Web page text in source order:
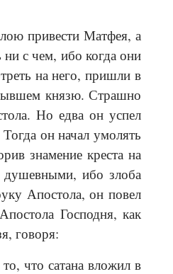
привести Матфея, а
с чем, ибо когда они
на него, пришли в
князю. Страшно
Но едва он успел
он начал умолять
знамение креста на
душевными, ибо злоба
Апостола, он повел
Господня, как
говоря:
что сатана вложил в